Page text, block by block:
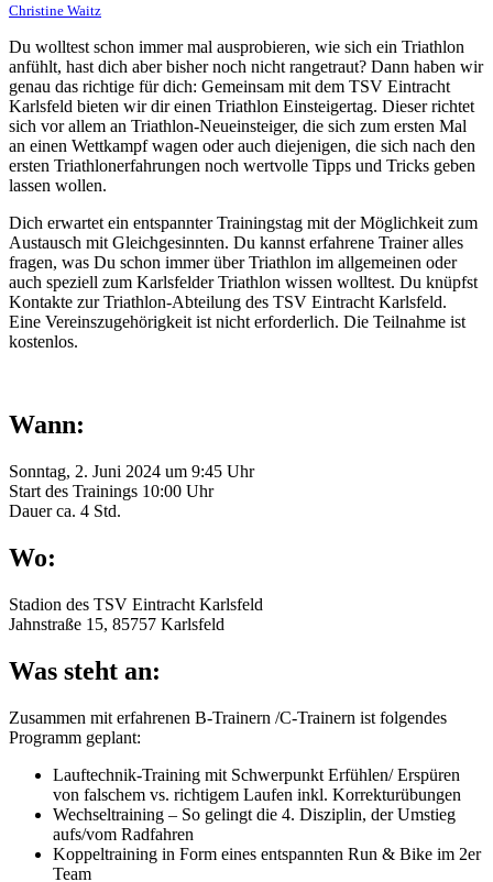
Christine Waitz
Du wolltest schon immer mal ausprobieren, wie sich ein Triathlon
anfühlt, hast dich aber bisher noch nicht rangetraut? Dann haben wir
genau das richtige für dich: Gemeinsam mit dem TSV Eintracht
Karlsfeld bieten wir dir einen Triathlon Einsteigertag. Dieser richtet
sich vor allem an Triathlon-Neueinsteiger, die sich zum ersten Mal
an einen Wettkampf wagen oder auch diejenigen, die sich nach den
ersten Triathlonerfahrungen noch wertvolle Tipps und Tricks geben
lassen wollen.
Dich erwartet ein entspannter Trainingstag mit der Möglichkeit zum
Austausch mit Gleichgesinnten. Du kannst erfahrene Trainer alles
fragen, was Du schon immer über Triathlon im allgemeinen oder
auch speziell zum Karlsfelder Triathlon wissen wolltest. Du knüpfst
Kontakte zur Triathlon-Abteilung des TSV Eintracht Karlsfeld.
Eine Vereinszugehörigkeit ist nicht erforderlich. Die Teilnahme ist
kostenlos.
Wann:
Sonntag, 2. Juni 2024 um 9:45 Uhr
Start des Trainings 10:00 Uhr
Dauer ca. 4 Std.
Wo:
Stadion des TSV Eintracht Karlsfeld
Jahnstraße 15, 85757 Karlsfeld
Was steht an:
Zusammen mit erfahrenen B-Trainern /C-Trainern ist folgendes
Programm geplant:
Lauftechnik-Training mit Schwerpunkt Erfühlen/ Erspüren
von falschem vs. richtigem Laufen inkl. Korrekturübungen
Wechseltraining – So gelingt die 4. Disziplin, der Umstieg
aufs/vom Radfahren
Koppeltraining in Form eines entspannten Run & Bike im 2er
Team